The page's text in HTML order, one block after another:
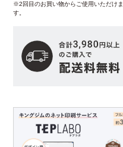
※2回目のお買い物からご使用いただけま
す。